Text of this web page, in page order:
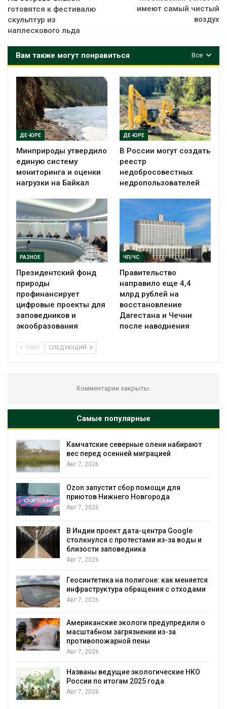
готовятся к фестивалю
скульптур из
наплескового льда
имеют самый чистый
воздух
Все
Вам также могут понравиться
ДЕ-ЮРЕ
Минприроды утвердило
единую систему
мониторинга и оценки
нагрузки на Байкал
ДЕ-ЮРЕ
В России могут создать
реестр
недобросовестных
недропользователей
РАЗНОЕ
Президентский фонд
природы
профинансирует
цифровые проекты для
заповедников и
экообразования
ЧП/ЧС
Правительство
направило еще 4,4
млрд рублей на
восстановление
Дагестана и Чечни
после наводнения
PREV СЛЕДУЮЩИЙ
Комментарии закрыты.
Самые популярные
Камчатские северные олени набирают
вес перед осенней миграцией
Авг 7, 2026
Ozon запустит сбор помощи для
приютов Нижнего Новгорода
Авг 7, 2026
В Индии проект дата-центра Google
столкнулся с протестами из-за воды и
близости заповедника
Авг 7, 2026
Геосинтетика на полигоне: как меняется
инфраструктура обращения с отходами
Авг 7, 2026
Американские экологи предупредили о
масштабном загрязнении из-за
противопожарной пены
Авг 7, 2026
Названы ведущие экологические НКО
России по итогам 2025 года
Авг 7, 2026